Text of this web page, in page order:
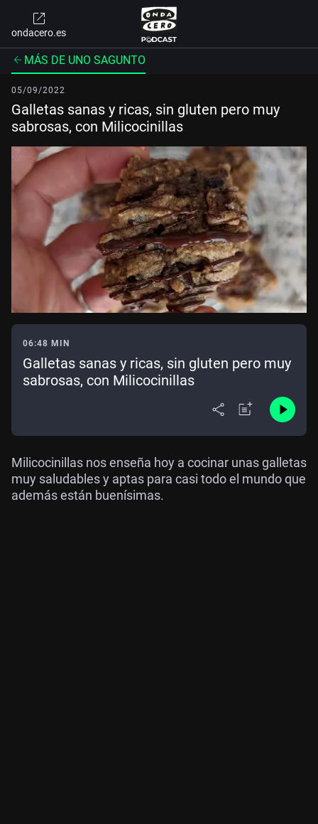
ondacero.es
MÁS DE UNO SAGUNTO
05/09/2022
Galletas sanas y ricas, sin gluten pero muy
sabrosas, con Milicocinillas
06:48 MIN
Galletas sanas y ricas, sin gluten pero muy
sabrosas, con Milicocinillas
Milicocinillas nos enseña hoy a cocinar unas galletas
muy saludables y aptas para casi todo el mundo que
además están buenísimas.